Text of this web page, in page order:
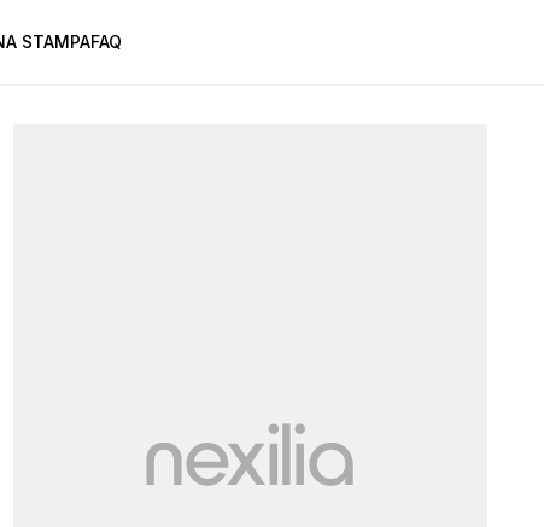
STAMPAFAQ